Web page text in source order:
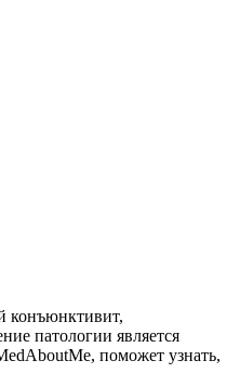
конъюнктивит,
патологии является
поможет узнать,